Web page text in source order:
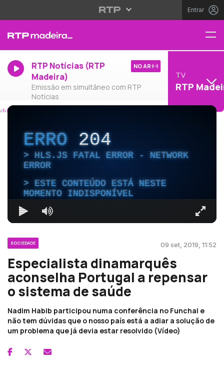
Entrar
RTP Notícias (RTP
Madeira)
Emissão em simultâneo com RTP
Notícias
NO AR
TV
RTP
ERRO204
HLS.JS FATAL ERROR - NETWORK
ERROR
ESTE CONTEÚDO ESTÁ NESTE
MOMENTO INDISPONÍVEL
SOCIEDADE 09 set, 2019, 11:52
Especialista dinamarquês
aconselha Portugal a repensar
o sistema de saúde
Nadim Habib participou numa conferência no Funchal e
não tem dúvidas que o nosso país está a adiar a solução de
um problema que já devia estar resolvido (Vídeo)